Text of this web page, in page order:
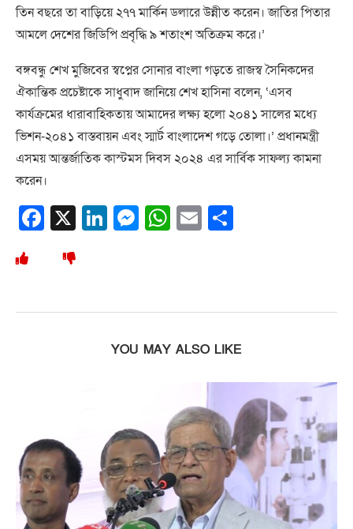
তিন বছরে তা বাড়িয়ে ২৭৭ মার্কিন ডলারে উন্নীত করেন। জাতির পিতার
আমলে দেশের জিডিপি প্রবৃদ্ধি ৯ শতাংশ অতিক্রম করে।’
বঙ্গবন্ধু শেখ মুজিবের স্বপ্নের সোনার বাংলা গড়তে রাজস্ব সৈনিকদের
ঐকান্তিক প্রচেষ্টাকে সাধুবাদ জানিয়ে শেখ হাসিনা বলেন, ‘এসব
কার্যক্রমের ধারাবাহিকতায় আমাদের লক্ষ্য হলো ২০৪১ সালের মধ্যে
ভিশন-২০৪১ বাস্তবায়ন এবং স্মার্ট বাংলাদেশ গড়ে তোলা।’ প্রধানমন্ত্রী
এসময় আন্তর্জাতিক কাস্টমস দিবস ২০২৪ এর সার্বিক সাফল্য কামনা
করেন।
Facebook
X LinkedIn
Messenger
WhatsApp
Email
YOU MAY ALSO LIKE